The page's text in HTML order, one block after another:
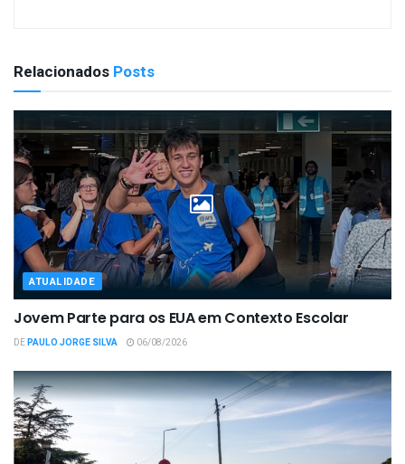
Relacionados Posts
ATUALIDADE
Jovem Parte para os EUA em Contexto Escolar
DEPAULO JORGE SILVA 06/08/2026